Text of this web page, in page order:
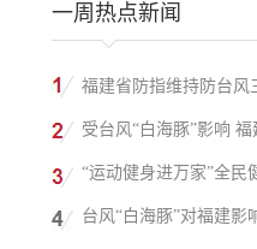
国县域发展潜力百强县”
一周热点新闻
福建省防指维持防台风
路停运部分旅客列车→
受台风“白海豚”影响
“运动健身进万家”全民
人徒步云端
台风“白海豚”对福建